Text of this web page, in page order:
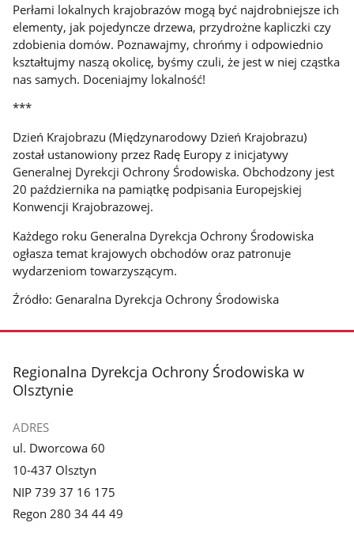
Perłami lokalnych krajobrazów mogą być najdrobniejsze ich
elementy, jak pojedyncze drzewa, przydrożne kapliczki czy
zdobienia domów. Poznawajmy, chrońmy i odpowiednio
kształtujmy naszą okolicę, byśmy czuli, że jest w niej cząstka
nas samych. Doceniajmy lokalność!
***
Dzień Krajobrazu (Międzynarodowy Dzień Krajobrazu)
został ustanowiony przez Radę Europy z inicjatywy
Generalnej Dyrekcji Ochrony Środowiska. Obchodzony jest
20 października na pamiątkę podpisania Europejskiej
Konwencji Krajobrazowej.
Każdego roku Generalna Dyrekcja Ochrony Środowiska
ogłasza temat krajowych obchodów oraz patronuje
wydarzeniom towarzyszącym.
Źródło: Genaralna Dyrekcja Ochrony Środowiska
stopka
Regionalna Dyrekcja Ochrony Środowiska w
Olsztynie
ADRES
ul. Dworcowa 60
10-437 Olsztyn
NIP 739 37 16 175
Regon 280 34 44 49